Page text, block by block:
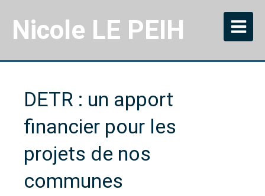
Nicole LE PEIH
DETR : un apport
financier pour les
projets de nos
communes